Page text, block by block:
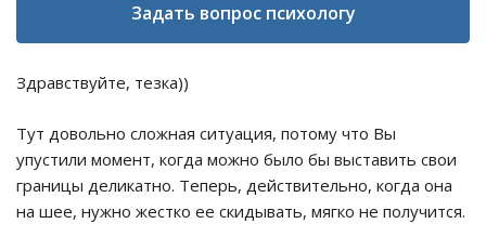
Задать вопрос психологу
Здравствуйте, тезка))
Тут довольно сложная ситуация, потому что Вы
упустили момент, когда можно было бы выставить свои
границы деликатно. Теперь, действительно, когда она
на шее, нужно жестко ее скидывать, мягко не получится.